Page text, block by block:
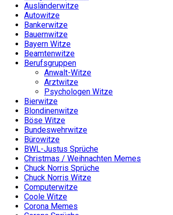
Ausländerwitze
Autowitze
Bankerwitze
Bauernwitze
Bayern Witze
Beamtenwitze
Berufsgruppen
Anwalt-Witze
Arztwitze
Psychologen Witze
Bierwitze
Blondinenwitze
Böse Witze
Bundeswehrwitze
Bürowitze
BWL-Justus Sprüche
Christmas / Weihnachten Memes
Chuck Norris Sprüche
Chuck Norris Witze
Computerwitze
Coole Witze
Corona Memes